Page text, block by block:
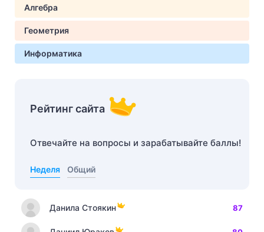
Алгебра
Геометрия
Информатика
Рейтинг сайта
Отвечайте на вопросы и зарабатывайте баллы!
Неделя Общий
Данила Стоякин 87